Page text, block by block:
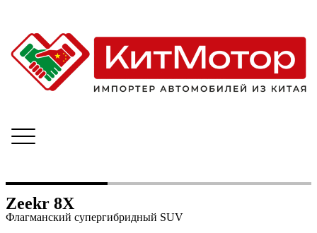
Zeekr 8X
Флагманский супергибридный SUV